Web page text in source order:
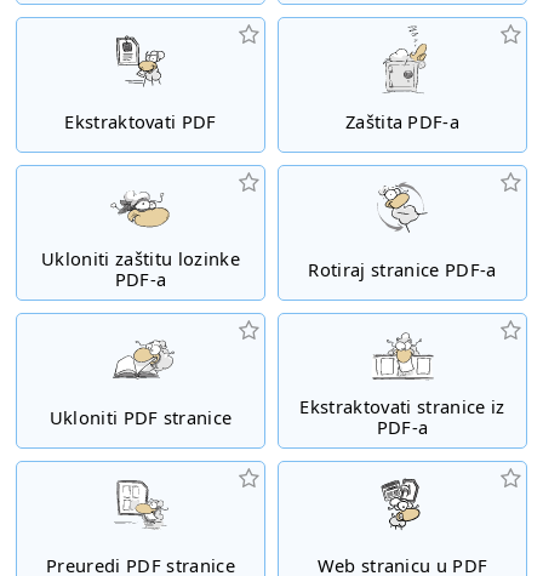
Ekstraktovati PDF Zaštita PDF-a
Ukloniti zaštitu lozinke
PDF-a
Rotiraj stranice PDF-a
Ukloniti PDF stranice
Ekstraktovati stranice iz
PDF-a
Preuredi PDF stranice Web stranicu u PDF